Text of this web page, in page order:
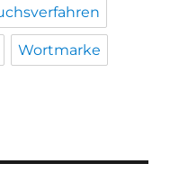
Wortmarke